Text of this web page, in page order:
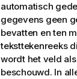
automatisch
gegevens geen
bevatten en ten
teksttekenreeks
wordt het veld
beschouwd. In